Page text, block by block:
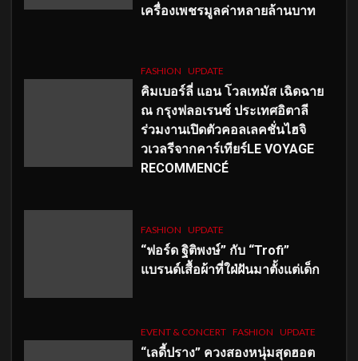
เครื่องเพชรมูลค่าหลายล้านบาท
FASHION UPDATE
คิมเบอร์ลี่ แอน โวลเทมัส เฉิดฉาย
ณ กรุงฟลอเรนซ์ ประเทศอิตาลี
ร่วมงานเปิดตัวคอลเลคชั่นไฮจิ
วเวลรีจากคาร์เทียร์LE VOYAGE
RECOMMENCÉ
FASHION UPDATE
“ฟอร์ด ฐิติพงษ์” กับ “Trofi”
แบรนด์เสื้อผ้าที่ใฝ่ฝันมาตั้งแต่เด็ก
EVENT & CONCERT FASHION UPDATE
“เลดี้ปราง” ควงสองหนุ่มสุดฮอต